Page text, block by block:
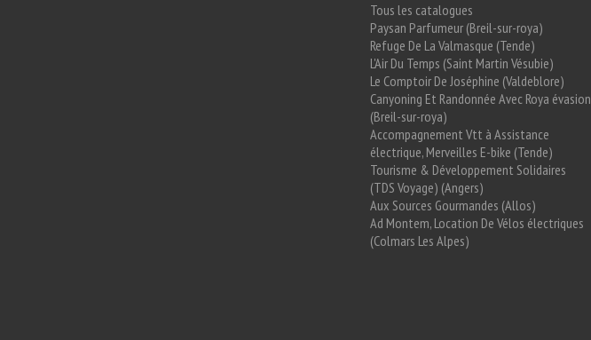
Tous les catalogues
Paysan Parfumeur (Breil-sur-roya)
Refuge De La Valmasque (Tende)
L'Air Du Temps (Saint Martin Vésubie)
Le Comptoir De Joséphine (Valdeblore)
Canyoning Et Randonnée Avec Roya évasion
(Breil-sur-roya)
Accompagnement Vtt à Assistance
électrique, Merveilles E-bike (Tende)
Tourisme & Développement Solidaires
(TDS Voyage) (Angers)
Aux Sources Gourmandes (Allos)
Ad Montem, Location De Vélos électriques
(Colmars Les Alpes)